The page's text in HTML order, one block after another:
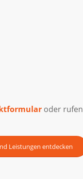
oder rufen
Leistungen entdecken